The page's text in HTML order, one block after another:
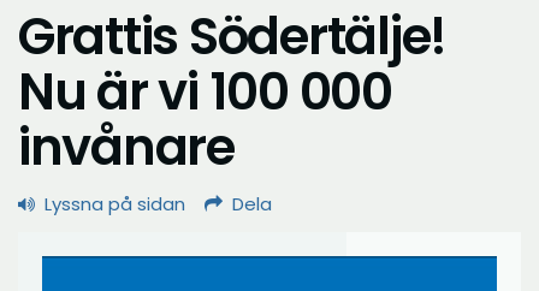
Grattis Södertälje!
Nu är vi 100 000
invånare
Lyssna på sidan Dela